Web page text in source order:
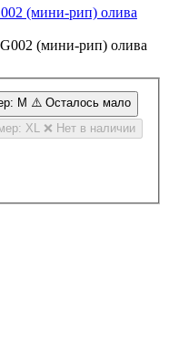
M ⚠️ Осталось мало
XL ❌ Нет в наличии